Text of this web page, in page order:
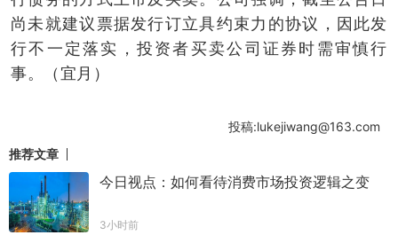
尚未就建议票据发行订立具约束力的协议，因此发
行不一定落实，投资者买卖公司证券时需审慎行
事。（宜月）
投稿:lukejiwang@163.com
推荐文章
今日视点：如何看待消费市场投资逻辑之变
3小时前